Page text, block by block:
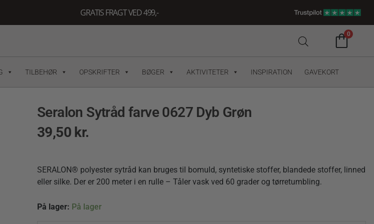
GRATIS FRAGT VED 499,-
0
TILBEHØR OPSKRIFTER BØGER AKTIVITETER INSPIRATION GAVEKORT
Seralon Sytråd farve 0627 Dyb Grøn
39,50 kr.
SERALON® polyester sytråd kan bruges til bomuld, syntetiske stoffer, blandede stoffer, linned
eller silke. Der er 200 meter i en rulle – Tåler vask ved 60 grader og tørretumbling.
På lager: På lager
Seralon